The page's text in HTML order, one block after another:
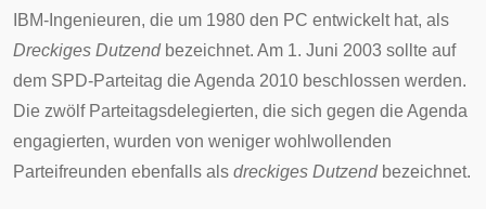
IBM-Ingenieuren, die um 1980 den PC entwickelt hat, als
Dreckiges Dutzendbezeichnet. Am 1. Juni 2003 sollte auf
dem SPD-Parteitag die Agenda 2010 beschlossen werden.
Die zwölf Parteitagsdelegierten, die sich gegen die Agenda
engagierten, wurden von weniger wohlwollenden
Parteifreunden ebenfalls als dreckiges Dutzendbezeichnet.